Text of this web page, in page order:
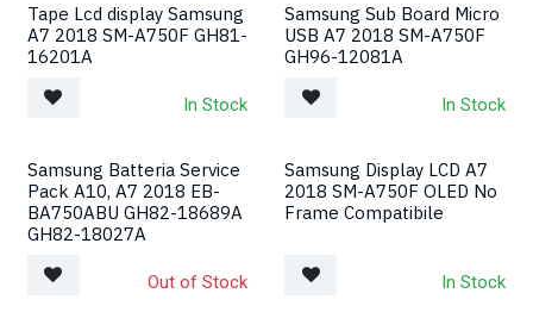
Tape Lcd display Samsung
A7 2018 SM-A750F GH81-
16201A
In Stock
Samsung Sub Board Micro
USB A7 2018 SM-A750F
GH96-12081A
In Stock
Samsung Batteria Service
Pack A10, A7 2018 EB-
BA750ABU GH82-18689A
GH82-18027A
Out of Stock
Samsung Display LCD A7
2018 SM-A750F OLED No
Frame Compatibile
In Stock